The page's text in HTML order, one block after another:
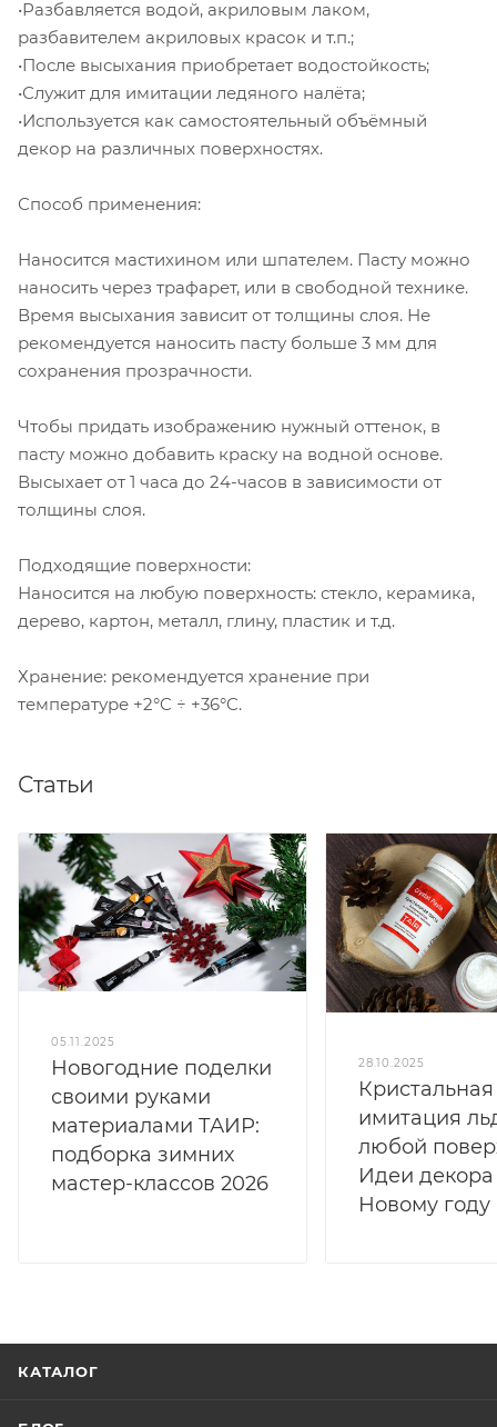
•Разбавляется водой, акриловым лаком,
разбавителем акриловых красок и т.п.;
•После высыхания приобретает водостойкость;
•Служит для имитации ледяного налёта;
•Используется как самостоятельный объёмный
декор на различных поверхностях.
Способ применения:
Наносится мастихином или шпателем. Пасту можно
наносить через трафарет, или в свободной технике.
Время высыхания зависит от толщины слоя. Не
рекомендуется наносить пасту больше 3 мм для
сохранения прозрачности.
Чтобы придать изображению нужный оттенок, в
пасту можно добавить краску на водной основе.
Высыхает от 1 часа до 24-часов в зависимости от
толщины слоя.
Подходящие поверхности:
Наносится на любую поверхность: стекло, керамика,
дерево, картон, металл, глину, пластик и т.д.
Хранение: рекомендуется хранение при
температуре +2°C ÷ +36°C.
Статьи
05.11.2025
Новогодние поделки
своими руками
материалами ТАИР:
подборка зимних
мастер-классов 2026
28.10.2025
Кристальная
имитация
любой
Идеи декора
Новому году
КАТАЛОГ